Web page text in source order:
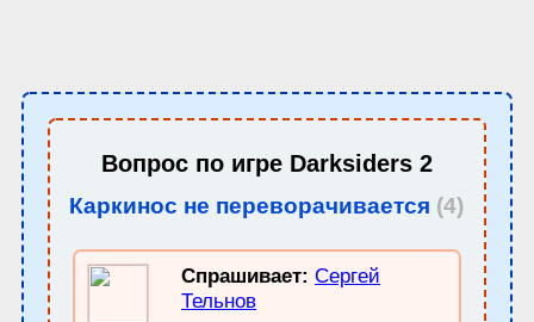
Вопрос по игре Darksiders 2
Каркинос не переворачивается (4)
Спрашивает: Сергей
Тельнов